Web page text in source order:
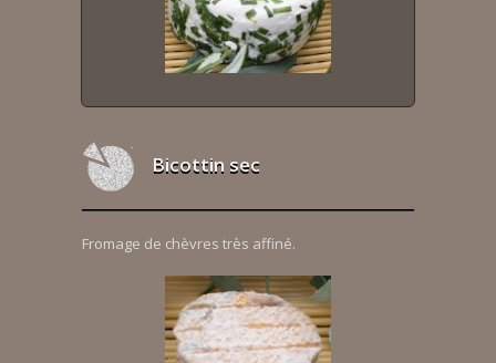
Bicottin sec
Fromage de chèvres très affiné.